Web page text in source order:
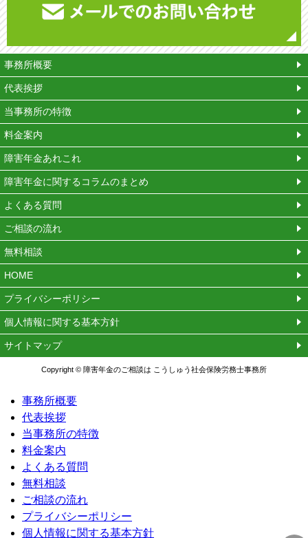
事務所概要
代表挨拶
当事務所の特徴
料金案内
障害年金あれこれ
障害年金に関するコラムのまとめ
よくある質問
ご相談の流れ
無料相談
HOME
プライバシーポリシー
個人情報に関する基本方針
サイトマップ
Copyright © 障害年金のご相談は こうしゅう社会保険労務士事務所
事務所概要
代表挨拶
当事務所の特徴
料金案内
よくある質問
無料相談
ご相談の流れ
プライバシーポリシー
個人情報に関する基本方針